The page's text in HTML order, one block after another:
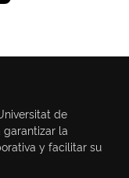
de
garantizar la
y facilitar su